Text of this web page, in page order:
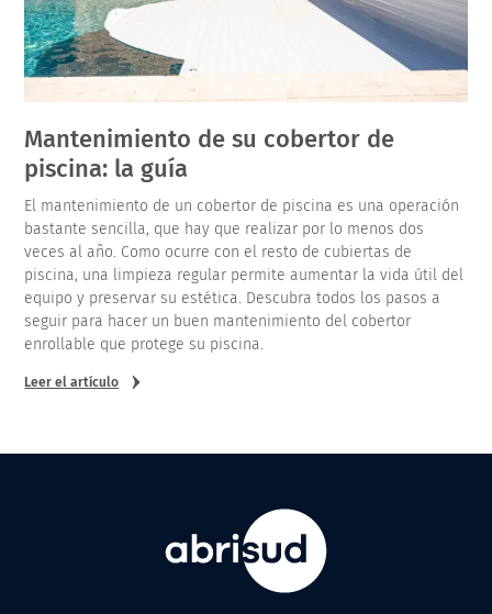
Mantenimiento de su cobertor de
piscina: la guía
El mantenimiento de un cobertor de piscina es una operación
bastante sencilla, que hay que realizar por lo menos dos
veces al año. Como ocurre con el resto de cubiertas de
piscina, una limpieza regular permite aumentar la vida útil del
equipo y preservar su estética. Descubra todos los pasos a
seguir para hacer un buen mantenimiento del cobertor
enrollable que protege su piscina.
Leer el artículo